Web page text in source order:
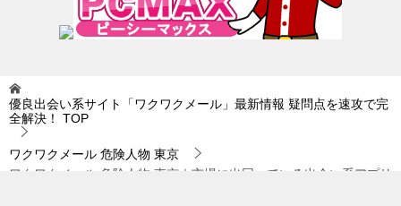
優良出会い系サイト「ワクワクメール」最新情報 疑問点を速攻で完
全解決！
TOP
ワクワクメール 危険人物 東京
ワクワクメール 危険人物 東京｜市場に出回っている出会い系アプリ